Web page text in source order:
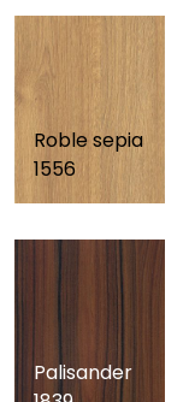
Roble sepia
1556
Palisander